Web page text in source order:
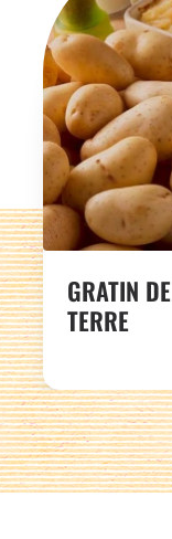
GRATIN
TERRE